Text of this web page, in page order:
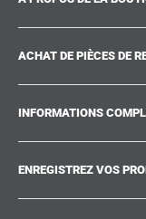
de rechange,
valises, chariots et
vous pouvez
ACHAT DE PIÈCES DE
Où puis-je trouver
Quels dommages
Vous n'avez pas
cherchez ?
INFORMATIONS
Travaillez avec nous
Suitcase.Repair Blog
Politique
ENREGISTREZ VOS